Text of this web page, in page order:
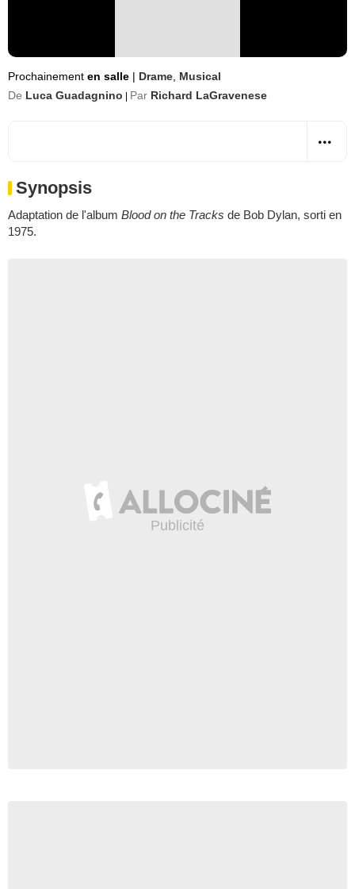
Prochainement en salle | Drame Musical
De Luca Guadagnino Par Richard LaGravenese
Synopsis
Adaptation de l'album Blood on the Tracks de Bob Dylan, sorti en
1975.